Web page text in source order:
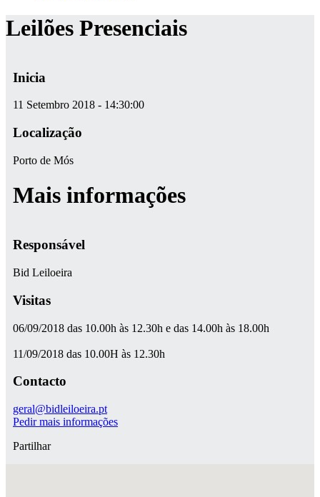
Leilões Presenciais
Inicia
11 Setembro 2018 - 14:30:00
Localização
Porto de Mós
Mais informações
Responsável
Bid Leiloeira
Visitas
06/09/2018 das 10.00h às 12.30h e das 14.00h às 18.00h
11/09/2018 das 10.00H às 12.30h
Contacto
geral@bidleiloeira.pt
Pedir mais informações
Partilhar